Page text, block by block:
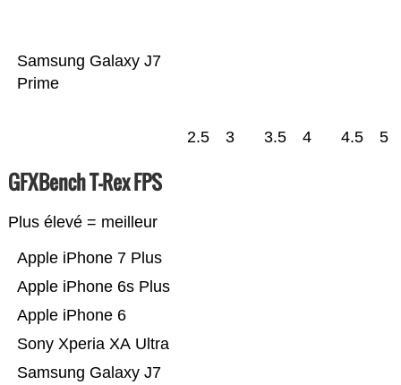
Samsung Galaxy J7
Prime
2.5 3 3.5 4 4.5 5
GFXBench T-Rex FPS
Plus élevé = meilleur
Samsung Galaxy J7
Sony Xperia XA Ultra
Apple iPhone 6
Apple iPhone 6s Plus
Apple iPhone 7 Plus